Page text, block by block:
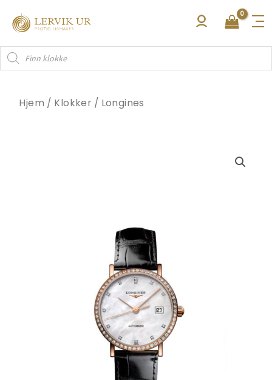
rett
innholdet
Products
search
Hjem / Klokker / Longines